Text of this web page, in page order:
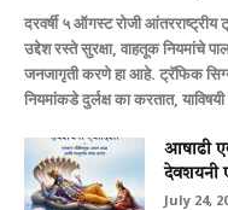
दरवर्षी ५ ऑगस्ट रोजी
उद्देश रस्ते सुरक्षा, वाहतूक नियमांचे
जनजागृती करणे हा आहे. ट्रॅफिक
नियमांकडे दुर्लक्ष का करतात,
आषाढी
देवशयनी
July 24,